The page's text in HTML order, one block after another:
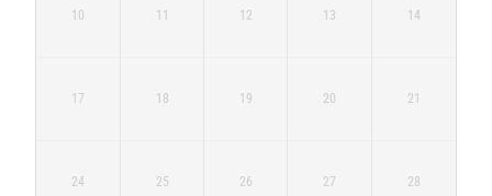
10 11 12 13 14
17 18 19 20 21
24 25 26 27 28